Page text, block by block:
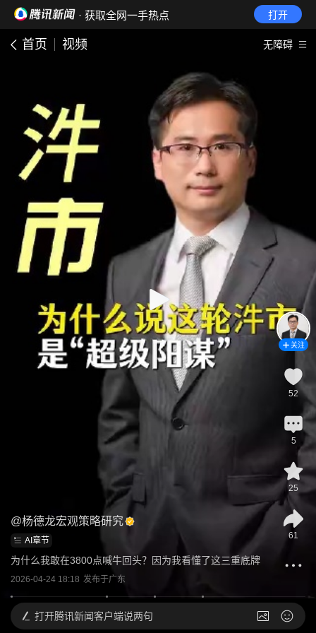
· 获取全网一手热点 打开
首页 视频 无障碍
@杨德龙宏观策略研究
AI章节
为什么我敢在3800点喊牛回头？因为我看懂了这三重底牌
2026-04-24 18:18 发布于广东
关注
52
5
25
61
打开腾讯新闻客户端说两句